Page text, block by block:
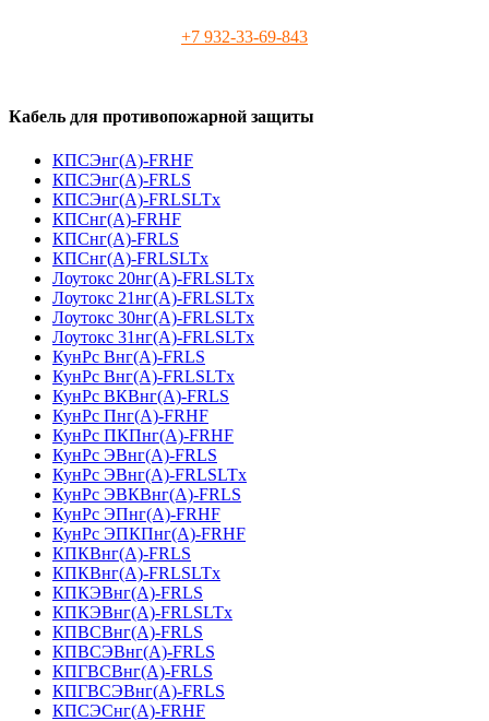
+7 932-33-69-843
Кабель для противопожарной защиты
КПСЭнг(А)-FRHF
КПСЭнг(А)-FRLS
КПСЭнг(А)-FRLSLTx
КПСнг(А)-FRHF
КПСнг(А)-FRLS
КПСнг(А)-FRLSLTx
Лоутокс 20нг(А)-FRLSLTx
Лоутокс 21нг(А)-FRLSLTx
Лоутокс 30нг(А)-FRLSLTx
Лоутокс 31нг(А)-FRLSLTx
КунРс Внг(А)-FRLS
КунРс Внг(А)-FRLSLTx
КунРс ВКВнг(А)-FRLS
КунРс Пнг(А)-FRHF
КунРс ПКПнг(А)-FRHF
КунРс ЭВнг(А)-FRLS
КунРс ЭВнг(А)-FRLSLTx
КунРс ЭВКВнг(А)-FRLS
КунРс ЭПнг(А)-FRHF
КунРс ЭПКПнг(А)-FRHF
КПКВнг(А)-FRLS
КПКВнг(А)-FRLSLTx
КПКЭВнг(А)-FRLS
КПКЭВнг(А)-FRLSLTx
КПВСВнг(А)-FRLS
КПВСЭВнг(А)-FRLS
КПГВСВнг(А)-FRLS
КПГВСЭВнг(А)-FRLS
КПСЭСнг(А)-FRHF